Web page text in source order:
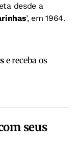
desde a
’, em 1964.
e receba os
seus